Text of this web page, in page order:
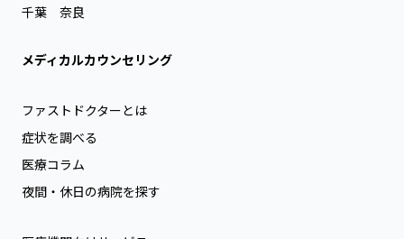
千葉
奈良
メディカルカウンセリング
ファストドクターとは
症状を調べる
医療コラム
夜間・休日の病院を探す